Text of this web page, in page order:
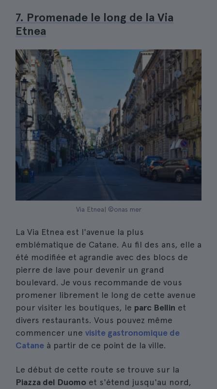
7. Promenade le long de la Via
Etnea
Via Etnea| ©onas mer
La Via Etnea est l'avenue la plus
emblématique de Catane. Au fil des ans, elle a
été modifiée et agrandie avec des blocs de
pierre de lave pour devenir un grand
boulevard. Je vous recommande de vous
promener librement le long de cette avenue
pour visiter les boutiques, le parc Bellin et
divers restaurants. Vous pouvez même
commencer une visite gastronomique de
Catane à partir de ce point de la ville.
Le début de cette route se trouve sur la
Piazza del Duomo et s'étend jusqu'au nord,